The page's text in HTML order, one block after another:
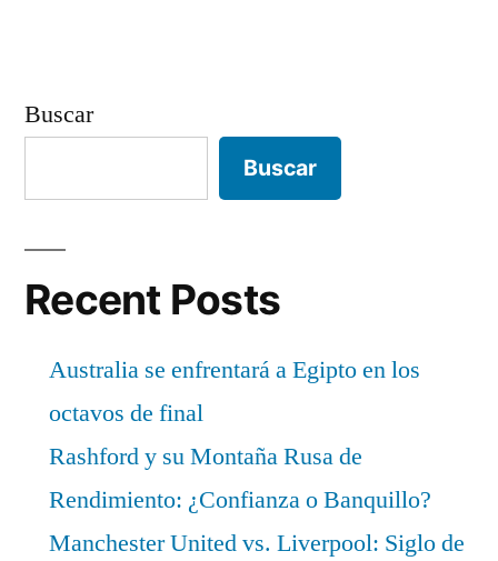
Buscar
Buscar
Recent Posts
Australia se enfrentará a Egipto en los
octavos de final
Rashford y su Montaña Rusa de
Rendimiento: ¿Confianza o Banquillo?
Manchester United vs. Liverpool: Siglo de